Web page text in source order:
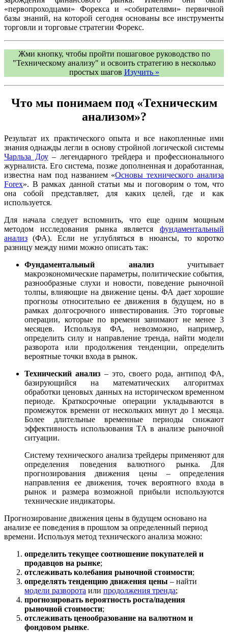
«первопроходцами» Форекса и «собирателями» первичной
базы знаний, на которой сегодня основаны все инструменты
торговли и торговые стратегии Форекс.
Жми кнопку, чтобы пройти пошаговое руководство по
"Техническому анализу" и освоить стратегию в несколько
простых шагов Изучить »
Что мы понимаем под «Техническим
анализом»?
Результат их практического опыта и все накопленные ими
знания однажды легли в основу стройной логической системы
Чарльза Доу– легендарного трейдера и профессионального
журналиста. Его система, позже дополненная и доработанная,
известна нам под названием «Основы технического анализа
Forex». В рамках данной статьи мы и поговорим о том, что
она собой представляет, для каких целей, где и как
используется.
Для начала следует вспомнить, что еще одним мощным
методом исследования рынка является фундаментальный
анализ (ФА). Если не углубляться в нюансы, то коротко
разницу между ними можно описать так:
Фундаментальный анализучитывает
макроэкономические параметры, политические события,
разнообразные слухи и новости, поведение рыночной
толпы, влияющие на движение цены. ФА дает хорошие
прогнозы относительно ее движения в будущем, но в
рамках долгосрочного инвестирования. Это торговые
операции, которые по времени занимают не менее 3
месяцев. Используя ФА, невозможно, например,
определить силу и направление тренда, найти модели
разворота или продолжения тенденции, определить
вероятные точки входа в рынок.
Технический анализ – это, своего рода, антипод ФА,
базирующийся на математических алгоритмах
обработки ценовых данных на историческом временном
периоде. Краткосрочные операции укладываются в
промежуток времени от нескольких минут до 1 месяца.
Более длительные временные периоды снижают
эффективность использования ТА в анализе рыночной
ситуации.
Систему технического анализа трейдеры применяют для
определения поведения валютного рынка. Для
прогнозирования движения цены – определения
направления ее движения, точек вероятного входа в
рынок и размера возможной прибыли используются
технические индикаторы.
Прогнозирование движения цены в будущем основано на
анализе ее поведения в прошлом за определенный период
времени. Используя метод технического анализа можно:
определить текущее соотношение покупателей и
продавцов на рынке;
отслеживать колебания рыночной стоимости;
определять тенденцию движения цены – найти
модели разворота или продолжения тренда;
прогнозировать вероятность роста/падения
рыночной стоимости;
отслеживать ценообразование на валютном и
фондовом рынке.